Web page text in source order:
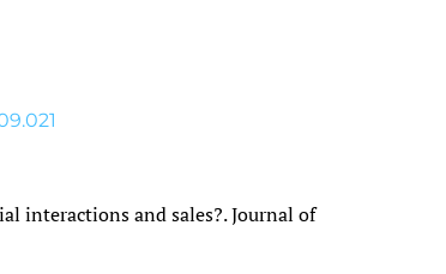
interactions and sales?. Journal of